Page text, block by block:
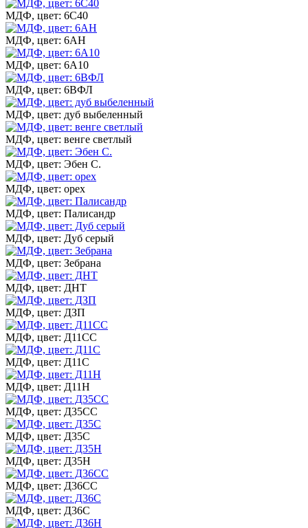
МДФ, цвет: 6С40
МДФ, цвет: 6АН
МДФ, цвет: 6А10
МДФ, цвет: 6ВФЛ
МДФ, цвет: дуб выбеленный
МДФ, цвет: венге светлый
МДФ, цвет: Эбен С.
МДФ, цвет: орех
МДФ, цвет: Палисандр
МДФ, цвет: Дуб серый
МДФ, цвет: Зебрана
МДФ, цвет: ДНТ
МДФ, цвет: ДЗП
МДФ, цвет: Д11СС
МДФ, цвет: Д11С
МДФ, цвет: Д11Н
МДФ, цвет: Д35СС
МДФ, цвет: Д35С
МДФ, цвет: Д35Н
МДФ, цвет: Д36СС
МДФ, цвет: Д36С